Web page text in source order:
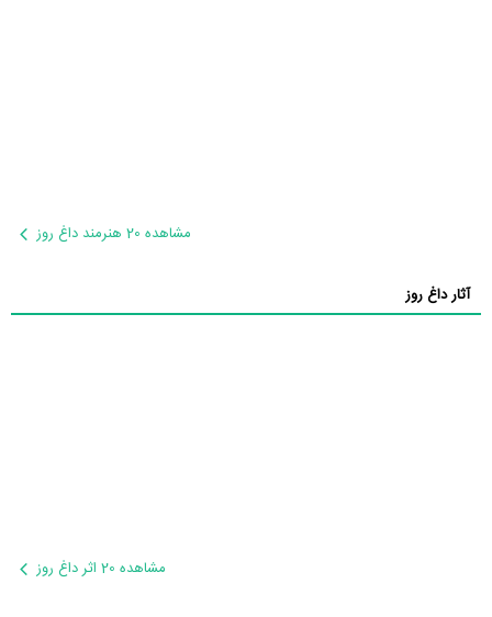
مشاهده 20 هنرمند داغ روز
آثار داغ روز
مشاهده 20 اثر داغ روز